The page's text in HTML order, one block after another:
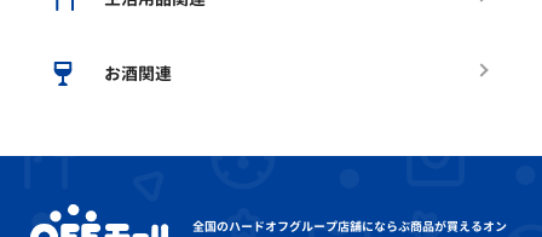
お酒関連
全国のハードオフグループ店舗にならぶ商品が買えるオン